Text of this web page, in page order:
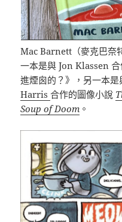
Mac Barnett（麥克巴奈
一本是與 Jon Klassen
進煙囪的？》，另一本
Harris合作的圖像小說
Soup of Doom 。